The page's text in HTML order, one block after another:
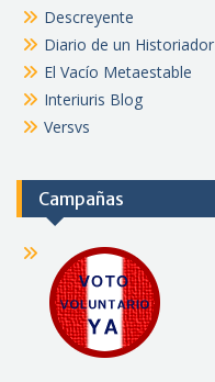
Descreyente
Diario de un Historiador
El Vacío Metaestable
Interiuris Blog
Versvs
Campañas